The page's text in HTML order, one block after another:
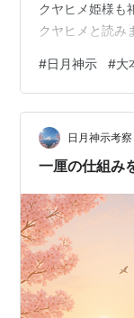
クヤヒメ姫様も
クヤヒメと読み
である。 その巨
る。後世、扶桑
なったが、それ
とがある。例え
の一つである
#日月神示 #大
日月神示考察
一厘の仕組み